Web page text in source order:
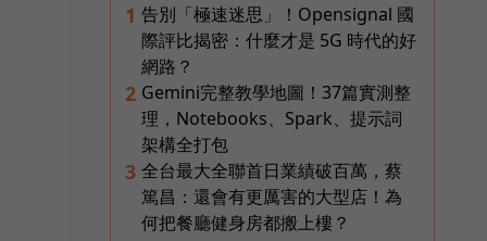
1 告別「極速迷思」！Opensignal 國
際評比揭密：什麼才是 5G 時代的好
網路？
2 Gemini完整教學地圖！37篇實測整
理，Notebooks、Spark、提示詞
架構全打包
3 全台最大全聯首日業績破百萬，蔡
篤昌：還會有更厲害的大型店！為
何把餐廳健身房都搬上樓？